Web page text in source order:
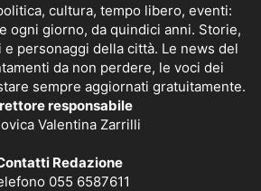
cultura, tempo libero, eventi:
ogni giorno, da quindici anni. Storie,
personaggi della città. Le news del
da non perdere, le voci dei
sempre aggiornati gratuitamente.
responsabile
Valentina Zarrilli
Redazione
055 6587611